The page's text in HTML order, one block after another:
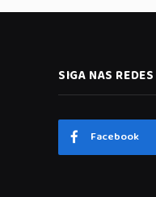
SIGA NAS REDES
Facebook